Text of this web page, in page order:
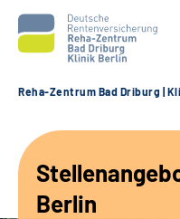
Unsere Angebote
Reha-Zentrum Bad Driburg |
Berlin